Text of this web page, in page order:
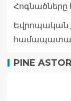
Հոգնածները
Եվրոպական
PINE